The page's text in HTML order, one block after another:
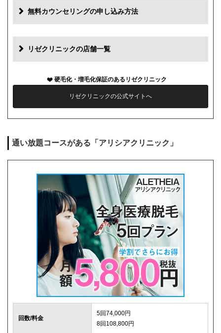
初診料 0円
再診料 0円
薬代 0円
シェービング代 0円
キャンセル料 前日まで無料
無料カウンセリングの申し込み方法
リゼクリニックの店舗一覧
硬毛化・増毛化保証のあるリゼクリニック
リゼクリニックの公式サイトへ
通い放題コースがある「アリシアクリニック」
回数/料金
5回74,000円
8回108,800円